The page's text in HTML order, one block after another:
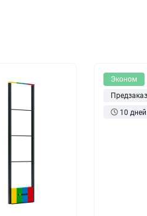
Эконом
Предзаказ
10 дней